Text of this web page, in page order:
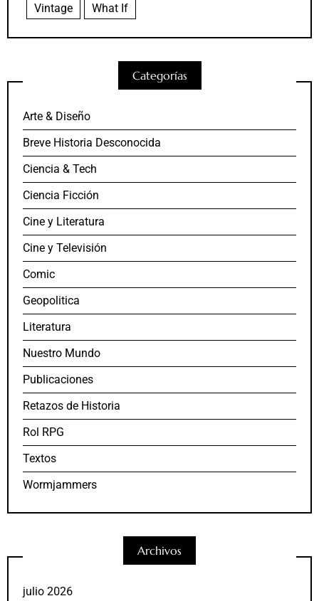
Vintage
What If
Categorías
Arte & Diseño
Breve Historia Desconocida
Ciencia & Tech
Ciencia Ficción
Cine y Literatura
Cine y Televisión
Comic
Geopolitica
Literatura
Nuestro Mundo
Publicaciones
Retazos de Historia
Rol RPG
Textos
Wormjammers
Archivos
julio 2026